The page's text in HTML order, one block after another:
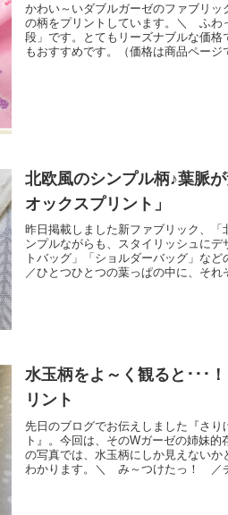
かわい～いダブルガーゼのファブリ
の柄をプリントしています。＼ ふわ
段」です。とてもリーズナブルな価
もおすすめです。（価格は商品ペー
北欧風のシンプル柄♪葉脈
オックスプリント」
昨日掲載しました新ファブリック、
ンプルながらも、スタイリッシュに
トバッグ」「ショルダーバッグ」な
／ひとつひとつの葉っぱの中に、そ
水玉柄をよ～く観ると･･･
リント
先日のブログでお伝えしました『さ
ト』。今回は、そのWガーゼの姉妹
の写真では、水玉柄にしか見えない
わかります。＼ み～つけたっ！ ／